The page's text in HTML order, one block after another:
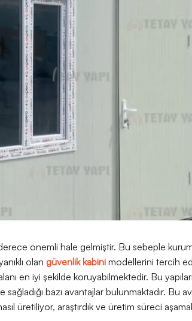
önemli hale gelmiştir. Bu sebeple
olan güvenlik kabinimodellerini tercih
en iyi şekilde koruyabilmektedir. Bu
sağladığı bazı avantajlar bulunmaktadır. Bu
üretiliyor, araştırdık ve üretim süreci